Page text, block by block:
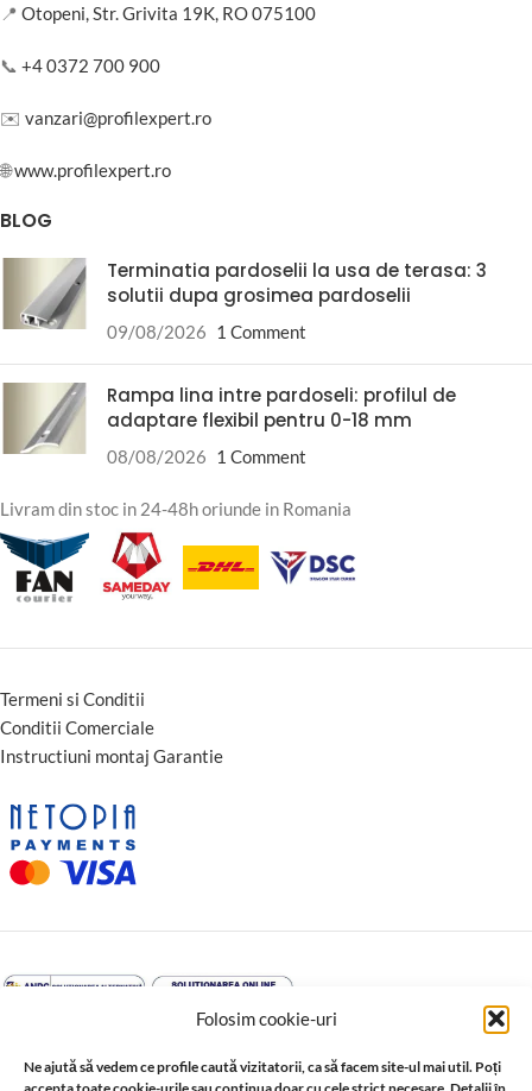
Folosim cookie-uri
Ne ajută să vedem ce profile caută vizitatorii, ca să facem site-ul mai util. Poți
📍 Otopeni, Str. Grivita 19K, RO 075100
📞 +4 0372 700 900
✉️ vanzari@profilexpert.ro
🌐www.profilexpert.ro
BLOG
Terminatia pardoselii la usa de terasa: 3
solutii dupa grosimea pardoselii
09/08/2026 1 Comment
Rampa lina intre pardoseli: profilul de
adaptare flexibil pentru 0-18 mm
08/08/2026 1 Comment
Livram din stoc in 24-48h oriunde in Romania
Termeni si Conditii
Conditii Comerciale
Instructiuni montaj Garantie